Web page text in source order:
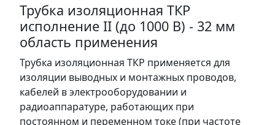
Трубка изоляционная ТКР
исполнение II (до 1000 В) - 32 мм
область применения
Трубка изоляционная ТКР применяется для
изоляции выводных и монтажных проводов,
кабелей в электрооборудовании и
радиоаппаратуре, работающих при
постоянном и переменном токе (при частоте